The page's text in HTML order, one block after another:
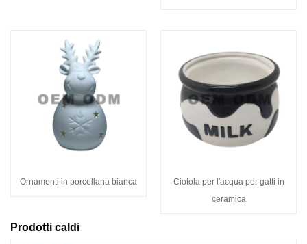
Ornamenti in porcellana bianca
Ciotola per l'acqua per gatti in
ceramica
Prodotti caldi